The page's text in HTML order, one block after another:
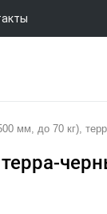
мм, до 70 кг),